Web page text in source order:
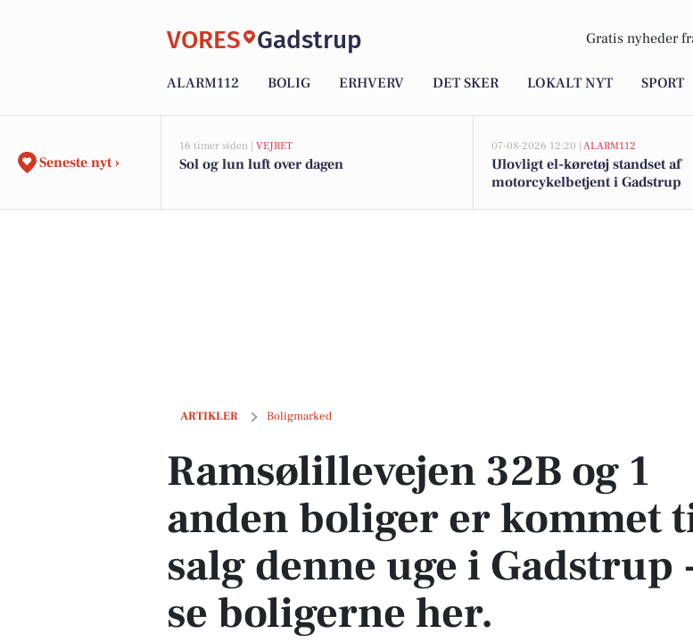
VORES Gadstrup Gratis nyheder
ALARM112 BOLIG ERHVERV DET SKER LOKALT NYT SPORT
Seneste nyt ›
16 timer siden | VEJRET
Sol og lun luft over dagen
07-08-2026 12:20 | ALARM112
Ulovligt el-køretøj standset af
motorcykelbetjent i Gadstrup
ARTIKLER Boligmarked
Ramsølillevejen 32B og 1 anden boliger er kommet til salg denne uge i Gadstrup - se boligerne
Ramsølillevejen 32B og 1
anden boliger er kommet
salg denne uge i Gadstrup
se boligerne her.